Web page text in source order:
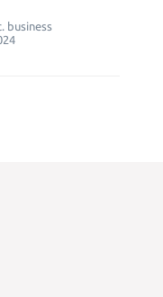
business